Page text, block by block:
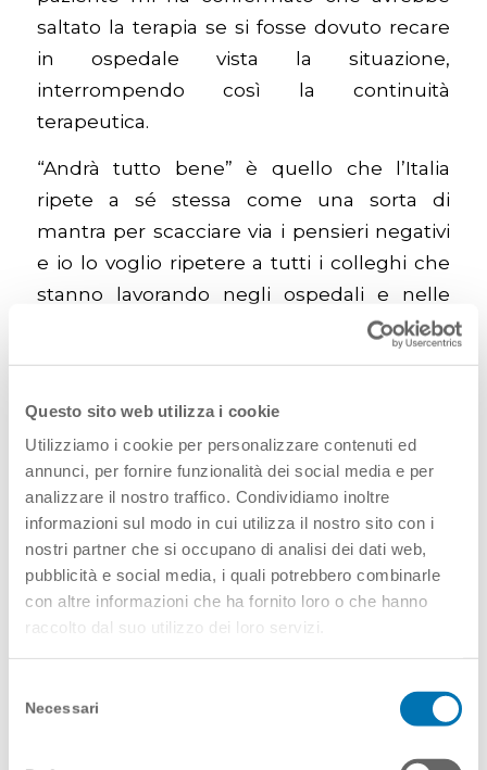
Questo sito web utilizza i cookie
Utilizziamo i cookie per personalizzare contenuti ed
annunci, per fornire funzionalità dei social media e per
analizzare il nostro traffico. Condividiamo inoltre
informazioni sul modo in cui utilizza il nostro sito con i
nostri partner che si occupano di analisi dei dati web,
pubblicità e social media, i quali potrebbero combinarle
con altre informazioni che ha fornito loro o che hanno
raccolto dal suo utilizzo dei loro servizi.
delNecessari
saltato la terapia se si fosse dovuto recare
in ospedale vista la situazione,
interrompendo così la continuità
terapeutica.
“Andrà tutto bene” è quello che l’Italia
ripete a sé stessa come una sorta di
mantra per scacciare via i pensieri negativi
e io lo voglio ripetere a tutti i colleghi che
stanno lavorando negli ospedali e nelle
case, a contatto con questo nemico,
ESSERE UN INFERMIERE
DI HOME THERAPY AI
TEMPI DEL
CORONAVIRUS: LA
STORIA DI SARAH